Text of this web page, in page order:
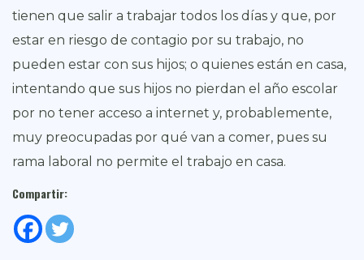
tienen que salir a trabajar todos los días y que, por
estar en riesgo de contagio por su trabajo, no
pueden estar con sus hijos; o quienes están en casa,
intentando que sus hijos no pierdan el año escolar
por no tener acceso a internet y, probablemente,
muy preocupadas por qué van a comer, pues su
rama laboral no permite el trabajo en casa.
Compartir: